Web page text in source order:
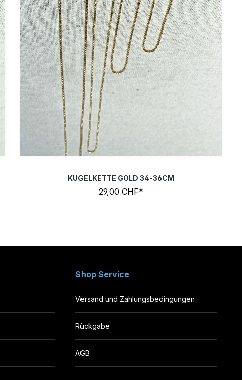
KUGELKETTE GOLD 34-36CM
29,00 CHF*
Shop Service
Versand und Zahlungsbedingungen
Rückgabe
AGB